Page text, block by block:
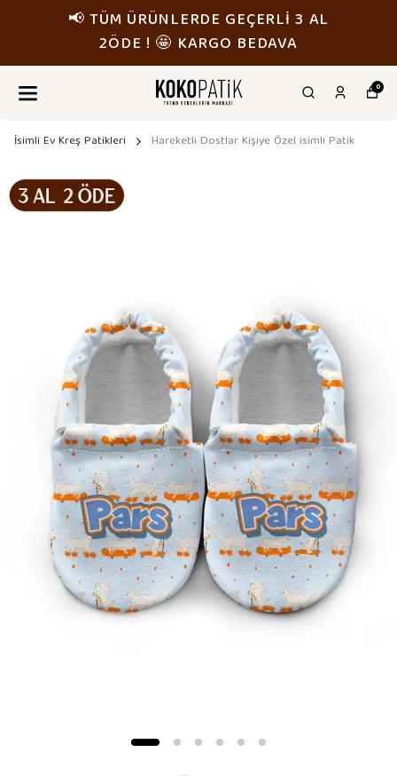
📢 TÜM ÜRÜNLERDE GEÇERLİ 3 AL
2ÖDE ! 🤩 KARGO BEDAVA
0
İsimli Ev Kreş Patikleri Hareketli Dostlar Kişiye Özel isimli Patik